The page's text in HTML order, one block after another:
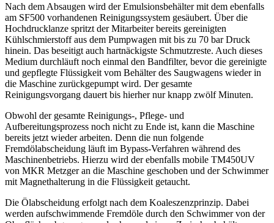
Nach dem Absaugen wird der Emulsionsbehälter mit dem ebenfalls
am SF500 vorhandenen Reinigungssystem gesäubert. Über die
Hochdrucklanze spritzt der Mitarbeiter bereits gereinigten
Kühlschmierstoff aus dem Pumpwagen mit bis zu 70 bar Druck
hinein. Das beseitigt auch hartnäckigste Schmutzreste. Auch dieses
Medium durchläuft noch einmal den Bandfilter, bevor die gereinigte
und gepflegte Flüssigkeit vom Behälter des Saugwagens wieder in
die Maschine zurückgepumpt wird. Der gesamte
Reinigungsvorgang dauert bis hierher nur knapp zwölf Minuten.
Obwohl der gesamte Reinigungs-, Pflege- und
Aufbereitungsprozess noch nicht zu Ende ist, kann die Maschine
bereits jetzt wieder arbeiten. Denn die nun folgende
Fremdölabscheidung läuft im Bypass-Verfahren während des
Maschinenbetriebs. Hierzu wird der ebenfalls mobile TM450UV
von MKR Metzger an die Maschine geschoben und der Schwimmer
mit Magnethalterung in die Flüssigkeit getaucht.
Die Ölabscheidung erfolgt nach dem Koaleszenzprinzip. Dabei
werden aufschwimmende Fremdöle durch den ­Schwimmer von der